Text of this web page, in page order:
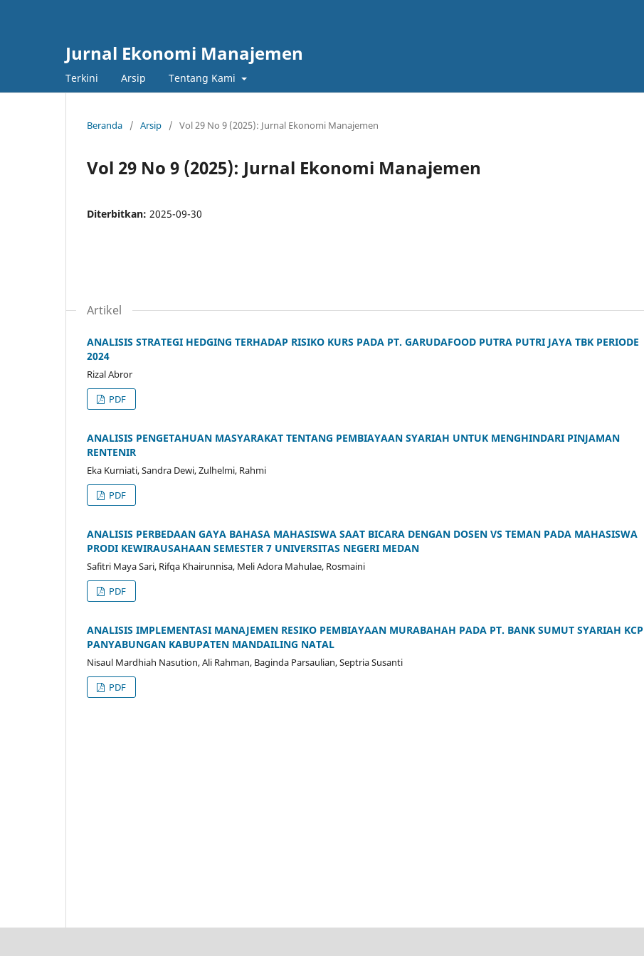
Jurnal Ekonomi Manajemen
Terkini Arsip Tentang Kami
Beranda / Arsip / Vol 29 No 9 (2025): Jurnal Ekonomi Manajemen
Vol 29 No 9 (2025): Jurnal Ekonomi Manajemen
Diterbitkan: 2025-09-30
Artikel
ANALISIS STRATEGI HEDGING TERHADAP RISIKO KURS PADA PT. GARUDAFOOD PUTRA PUTRI JAYA TBK PERIODE
2024
Rizal Abror
PDF
ANALISIS PENGETAHUAN MASYARAKAT TENTANG PEMBIAYAAN SYARIAH UNTUK MENGHINDARI PINJAMAN
RENTENIR
Eka Kurniati, Sandra Dewi, Zulhelmi, Rahmi
PDF
ANALISIS PERBEDAAN GAYA BAHASA MAHASISWA SAAT BICARA DENGAN DOSEN VS TEMAN PADA MAHASISWA
PRODI KEWIRAUSAHAAN SEMESTER 7 UNIVERSITAS NEGERI MEDAN
Safitri Maya Sari, Rifqa Khairunnisa, Meli Adora Mahulae, Rosmaini
PDF
ANALISIS IMPLEMENTASI MANAJEMEN RESIKO PEMBIAYAAN MURABAHAH PADA PT. BANK SUMUT SYARIAH KCP
PANYABUNGAN KABUPATEN MANDAILING NATAL
Nisaul Mardhiah Nasution, Ali Rahman, Baginda Parsaulian, Septria Susanti
PDF